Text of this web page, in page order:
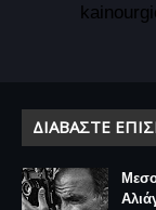
ΔΙΑΒΆΣΤΕ